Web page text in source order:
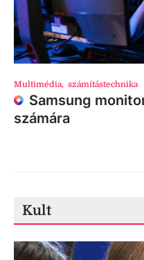
Multimédia, számítástechnika
Samsung
számára
Kult